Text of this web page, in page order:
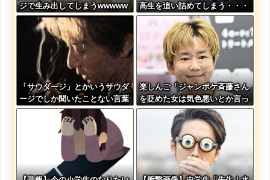
ジで生み出してしまうwwwww
wwww
高生を追い詰めてしまう・・・
「サウダージ」とかいうサウダ
ージでしか聞いたことない言葉
ｗｗｗｗｗｗｗｗ
楽しんご「ジャンポケ斉藤さん
を貶めた女は気色悪いとか言っ
てる癖にフ●ラするとか口だけ
は素直なんだな！週刊誌から金
もらってるだろ」